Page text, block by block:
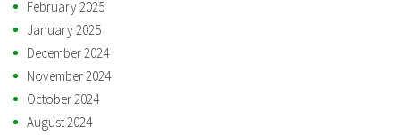
February 2025
January 2025
December 2024
November 2024
October 2024
August 2024